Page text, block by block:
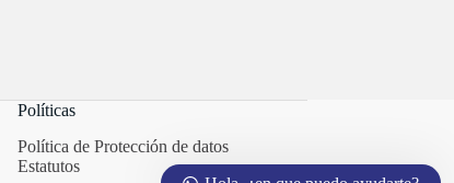
Políticas
Política de Protección de datos
Estatutos